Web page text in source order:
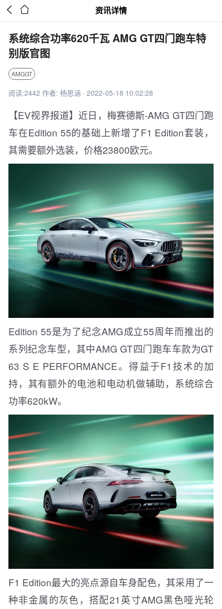
  资讯详情
系统综合功率620千瓦 AMG GT四门跑车特
别版官图
AMGGT
阅读:2442 作者: 杨思涵 · 2022-05-18 10:02:28
【EV视界报道】近日，梅赛德斯-AMG GT四门跑
车在Edition 55的基础上新增了F1 Edition套装，
其需要额外选装，价格23800欧元。
Edition 55是为了纪念AMG成立55周年而推出的
系列纪念车型，其中AMG GT四门跑车车款为GT
63 S E PERFORMANCE。得益于F1技术的加
持，其有额外的电池和电动机做辅助，系统综合
功率620kW。
F1 Edition最大的亮点源自车身配色，其采用了一
种非金属的灰色，搭配21英寸AMG黑色哑光轮